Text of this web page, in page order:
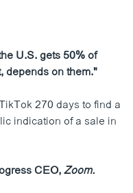
U.S. gets 50% of
depends on them."
270 days to find a
indication of a sale in
CEO,Zoom.